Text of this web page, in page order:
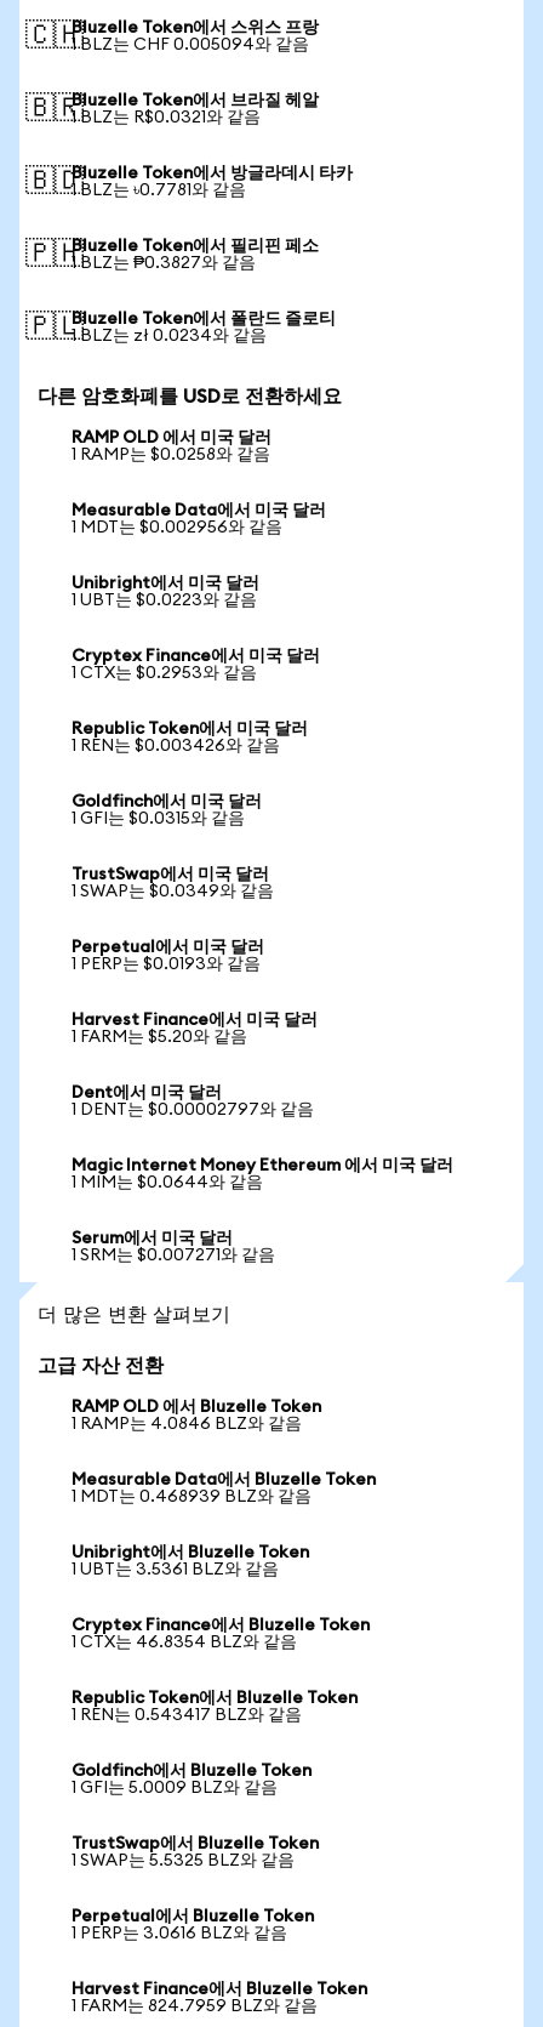
🇨🇭Bluzelle Token에서 스위스 프랑
1 BLZ는 CHF 0.005094와 같음
🇧🇷Bluzelle Token에서 브라질 헤알
1 BLZ는 R$0.0321와 같음
🇧🇩Bluzelle Token에서 방글라데시 타카
1 BLZ는 ৳0.7781와 같음
🇵🇭Bluzelle Token에서 필리핀 페소
1 BLZ는 ₱0.3827와 같음
🇵🇱Bluzelle Token에서 폴란드 즐로티
1 BLZ는 zł 0.0234와 같음
다른 암호화폐를 USD로 전환하세요
RAMP OLD 에서 미국 달러
1 RAMP는 $0.0258와 같음
Measurable Data에서 미국 달러
1 MDT는 $0.002956와 같음
Unibright에서 미국 달러
1 UBT는 $0.0223와 같음
Cryptex Finance에서 미국 달러
1 CTX는 $0.2953와 같음
Republic Token에서 미국 달러
1 REN는 $0.003426와 같음
Goldfinch에서 미국 달러
1 GFI는 $0.0315와 같음
TrustSwap에서 미국 달러
1 SWAP는 $0.0349와 같음
Perpetual에서 미국 달러
1 PERP는 $0.0193와 같음
Harvest Finance에서 미국 달러
1 FARM는 $5.20와 같음
Dent에서 미국 달러
1 DENT는 $0.00002797와 같음
Magic Internet Money Ethereum 에서 미국 달러
1 MIM는 $0.0644와 같음
Serum에서 미국 달러
1 SRM는 $0.007271와 같음
더 많은 변환 살펴보기
고급 자산 전환
RAMP OLD 에서 Bluzelle Token
1 RAMP는 4.0846 BLZ와 같음
Measurable Data에서 Bluzelle Token
1 MDT는 0.468939 BLZ와 같음
Unibright에서 Bluzelle Token
1 UBT는 3.5361 BLZ와 같음
Cryptex Finance에서 Bluzelle Token
1 CTX는 46.8354 BLZ와 같음
Republic Token에서 Bluzelle Token
1 REN는 0.543417 BLZ와 같음
Goldfinch에서 Bluzelle Token
1 GFI는 5.0009 BLZ와 같음
TrustSwap에서 Bluzelle Token
1 SWAP는 5.5325 BLZ와 같음
Perpetual에서 Bluzelle Token
1 PERP는 3.0616 BLZ와 같음
Harvest Finance에서 Bluzelle Token
1 FARM는 824.7959 BLZ와 같음